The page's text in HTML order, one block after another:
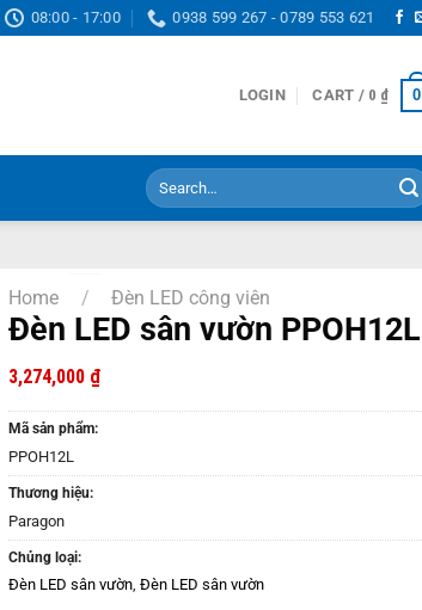
08:00 - 17:00 0938 599 267 - 0789 553 621
LOGIN CART / 0 ₫ 0
Search
for:
Home / Đèn LED công viên
Đèn LED sân vườn PPOH12L
3,274,000 ₫
Mã sản phẩm:
PPOH12L
Thương hiệu:
Paragon
Chủng loại:
Đèn LED sân vườn, Đèn LED sân vườn